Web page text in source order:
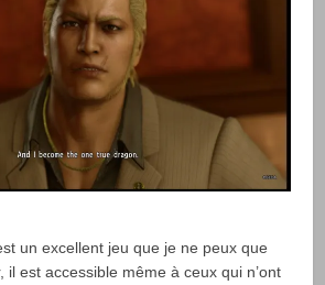
un excellent jeu que je ne peux que
il est accessible même à ceux qui n’ont